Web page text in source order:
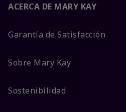
ACERCA DE MARY KAY
Garantía de Satisfacción
Sobre Mary Kay
Sostenibilidad